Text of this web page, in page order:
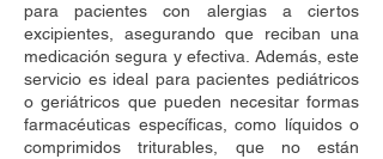
para pacientes con alergias a ciertos
excipientes, asegurando que reciban una
medicación segura y efectiva. Además, este
servicio es ideal para pacientes pediátricos
o geriátricos que pueden necesitar formas
farmacéuticas específicas, como líquidos o
comprimidos triturables, que no están